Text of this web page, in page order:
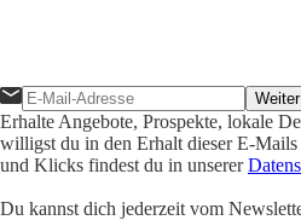
Weiter
Erhalte Angebote, Prospekte, lokale
willigst du in den Erhalt dieser E-
und Klicks findest du in unserer
Du kannst dich jederzeit vom